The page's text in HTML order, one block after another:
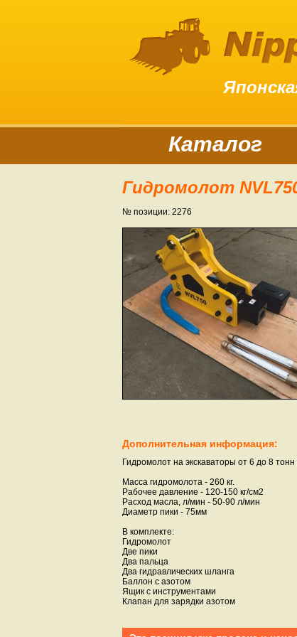
Каталог
Гидромолот
№ позиции: 2276
Дополнительная информация:
Гидромолот на экскаваторы от 6 до 8
Масса гидромолота - 260 кг.
Рабочее давление - 120-150 кг/см2
Расход масла, л/мин - 50-90 л/мин
Диаметр пики - 75мм
В комплекте:
Гидромолот
Две пики
Два пальца
Два гидравлических шланга
Баллон с азотом
Ящик с инструментами
Клапан для зарядки азотом